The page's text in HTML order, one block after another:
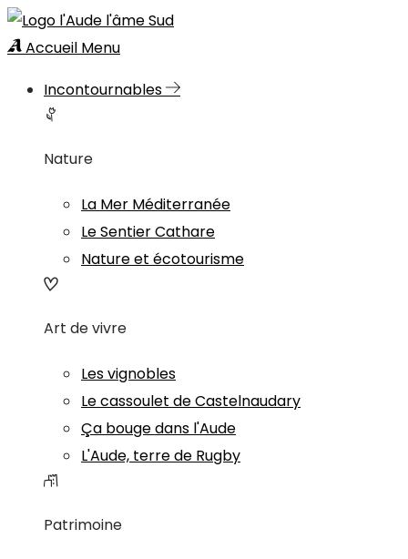
Accueil Menu
Incontournables
Nature
La Mer Méditerranée
Le Sentier Cathare
Nature et écotourisme
Art de vivre
Les vignobles
Le cassoulet de Castelnaudary
Ça bouge dans l'Aude
L'Aude, terre de Rugby
Patrimoine